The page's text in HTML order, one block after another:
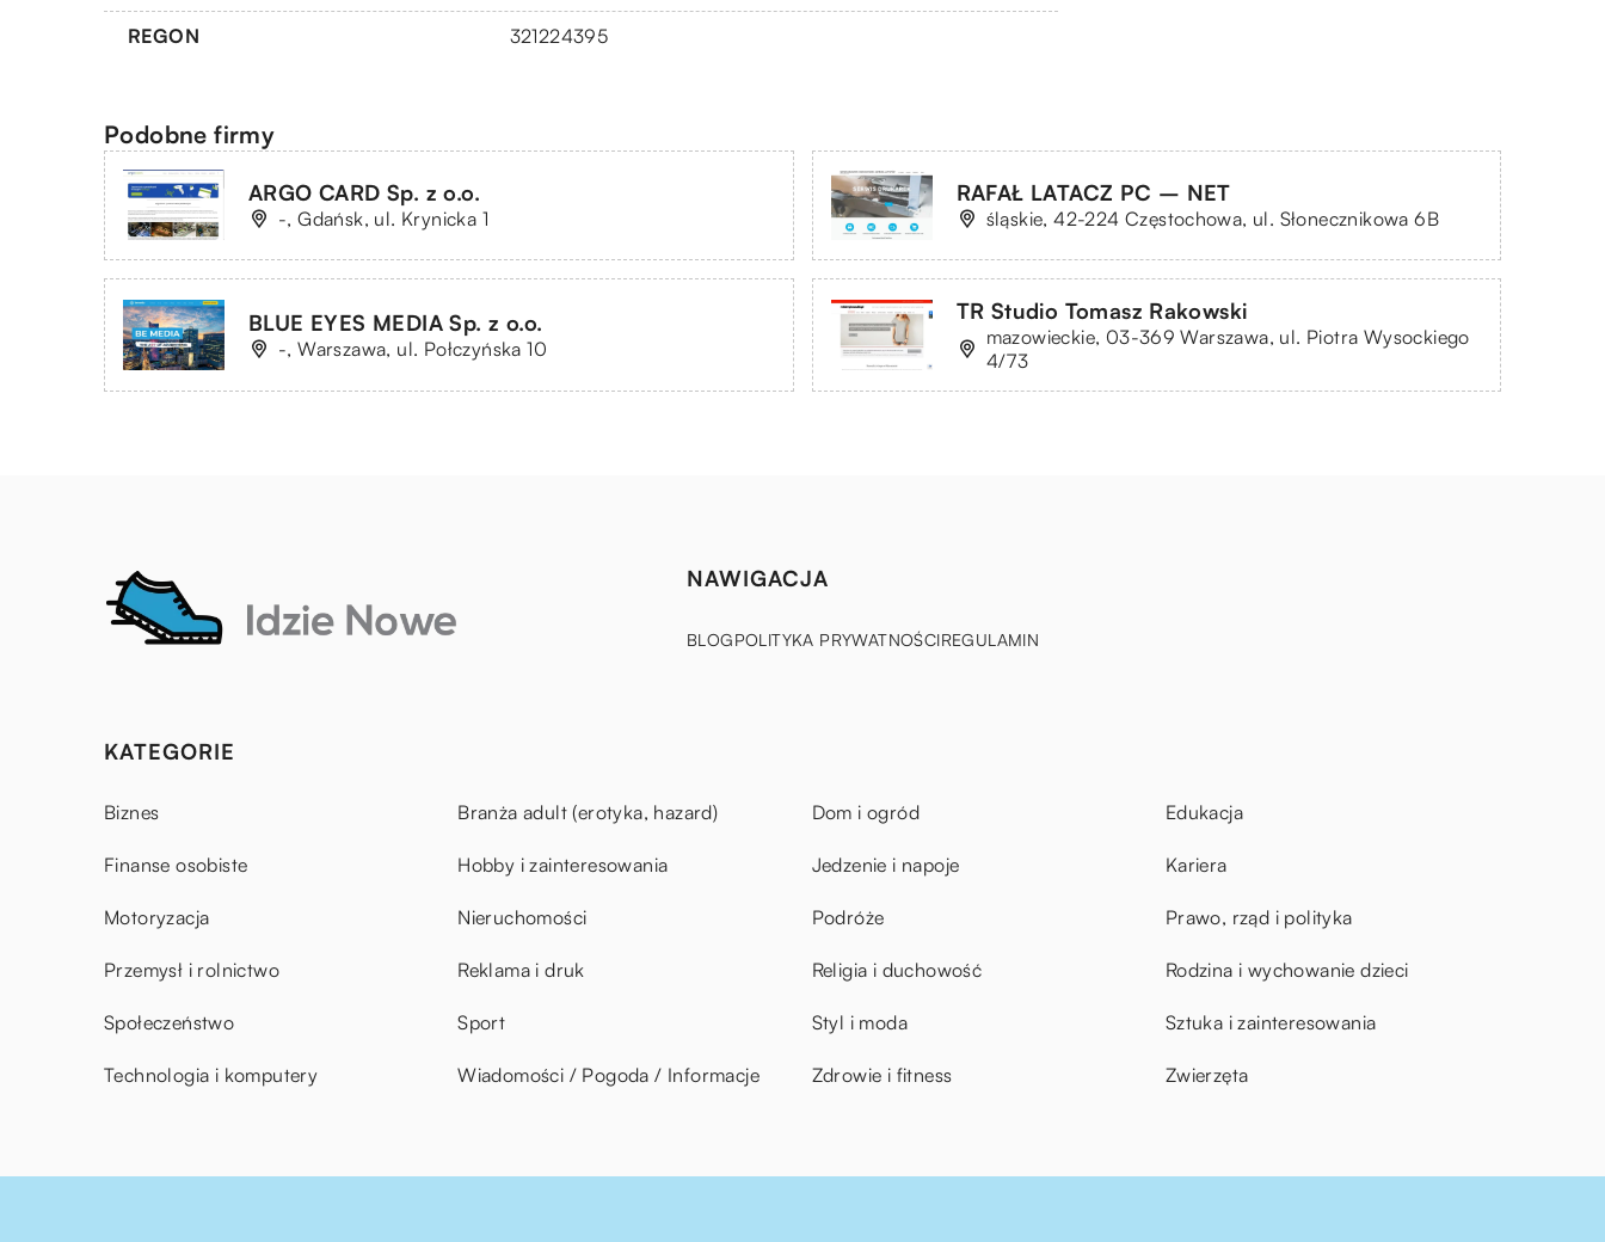
REGON 321224395
Podobne firmy
ARGO CARD Sp. z o.o.
-, Gdańsk, ul. Krynicka 1
RAFAŁ LATACZ PC – NET
śląskie, 42-224 Częstochowa, ul. Słonecznikowa 6B
BLUE EYES MEDIA Sp. z o.o.
-, Warszawa, ul. Połczyńska 10
TR Studio Tomasz Rakowski
mazowieckie, 03-369 Warszawa, ul. Piotra Wysockiego
4/73
NAWIGACJA
BLOGPOLITYKA PRYWATNOŚCIREGULAMIN
KATEGORIE
Biznes Branża adult (erotyka, hazard) Dom i ogród Edukacja
Finanse osobiste Hobby i zainteresowania Jedzenie i napoje Kariera
Motoryzacja Nieruchomości Podróże Prawo, rząd i polityka
Przemysł i rolnictwo Reklama i druk Religia i duchowość Rodzina i wychowanie dzieci
Społeczeństwo Sport Styl i moda Sztuka i zainteresowania
Technologia i komputery Wiadomości / Pogoda / Informacje Zdrowie i fitness Zwierzęta